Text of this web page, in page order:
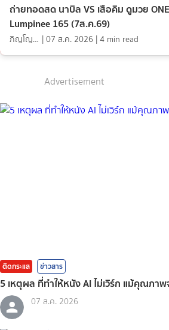
ถ่ายทอดสด นาบิล VS เสือคิม ดูมวย ONE
Lumpinee 165 (7ส.ค.69)
ภิญโญ ส่องแสง |07 ส.ค. 2026 |4 min read
Advertisement
ติดกระแส ข่าวสาร
5 เหตุผล ที่ทำให้หนัง AI ไม่เวิร์ก แม้คุณภาพ
07 ส.ค. 2026